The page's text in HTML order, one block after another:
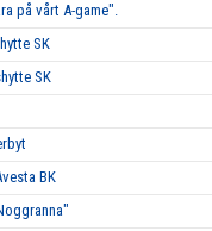
på vårt A-game".
SK
SK
BK